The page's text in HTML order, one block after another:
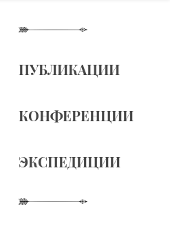
ПУБЛИКАЦИИ
КОНФЕРЕНЦИИ
ЭКСПЕДИЦИИ